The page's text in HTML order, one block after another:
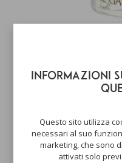
Informazioni
Questo sito utilizza
necessari al suo
marketing, che sono
attivati solo